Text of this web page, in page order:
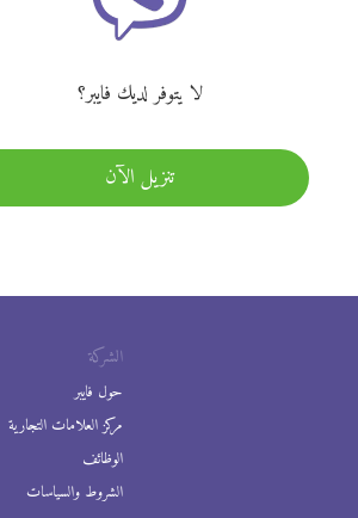
لا يتوفر لديك فايبر؟
تنزيل الآن
الشركة
حول فايبر
مركز العلامات التجارية
الوظائف
الشروط والسياسات